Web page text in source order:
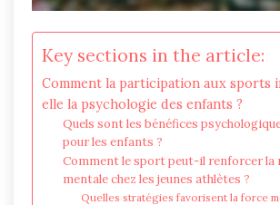
Key sections in the article:
Comment la participation aux sports
elle la psychologie des enfants ?
Quels sont les bénéfices
pour les enfants ?
Comment le sport peut-il renforcer la
mentale chez les jeunes athlètes ?
Quelles stratégies favorisent la force